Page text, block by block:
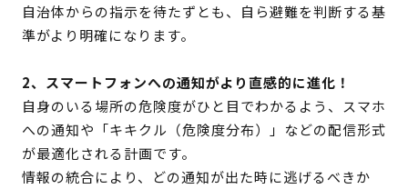
自治体からの指示を待たずとも、自ら避難を判断する基
準がより明確になります。
2、スマートフォンへの通知がより直感的に進化！
自身のいる場所の危険度がひと目でわかるよう、スマホ
への通知や「キキクル（危険度分布）」などの配信形式
が最適化される計画です。
情報の統合により、どの通知が出た時に逃げるべきか